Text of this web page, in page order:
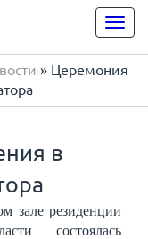
» Церемония
в
зале резиденции
состоялась